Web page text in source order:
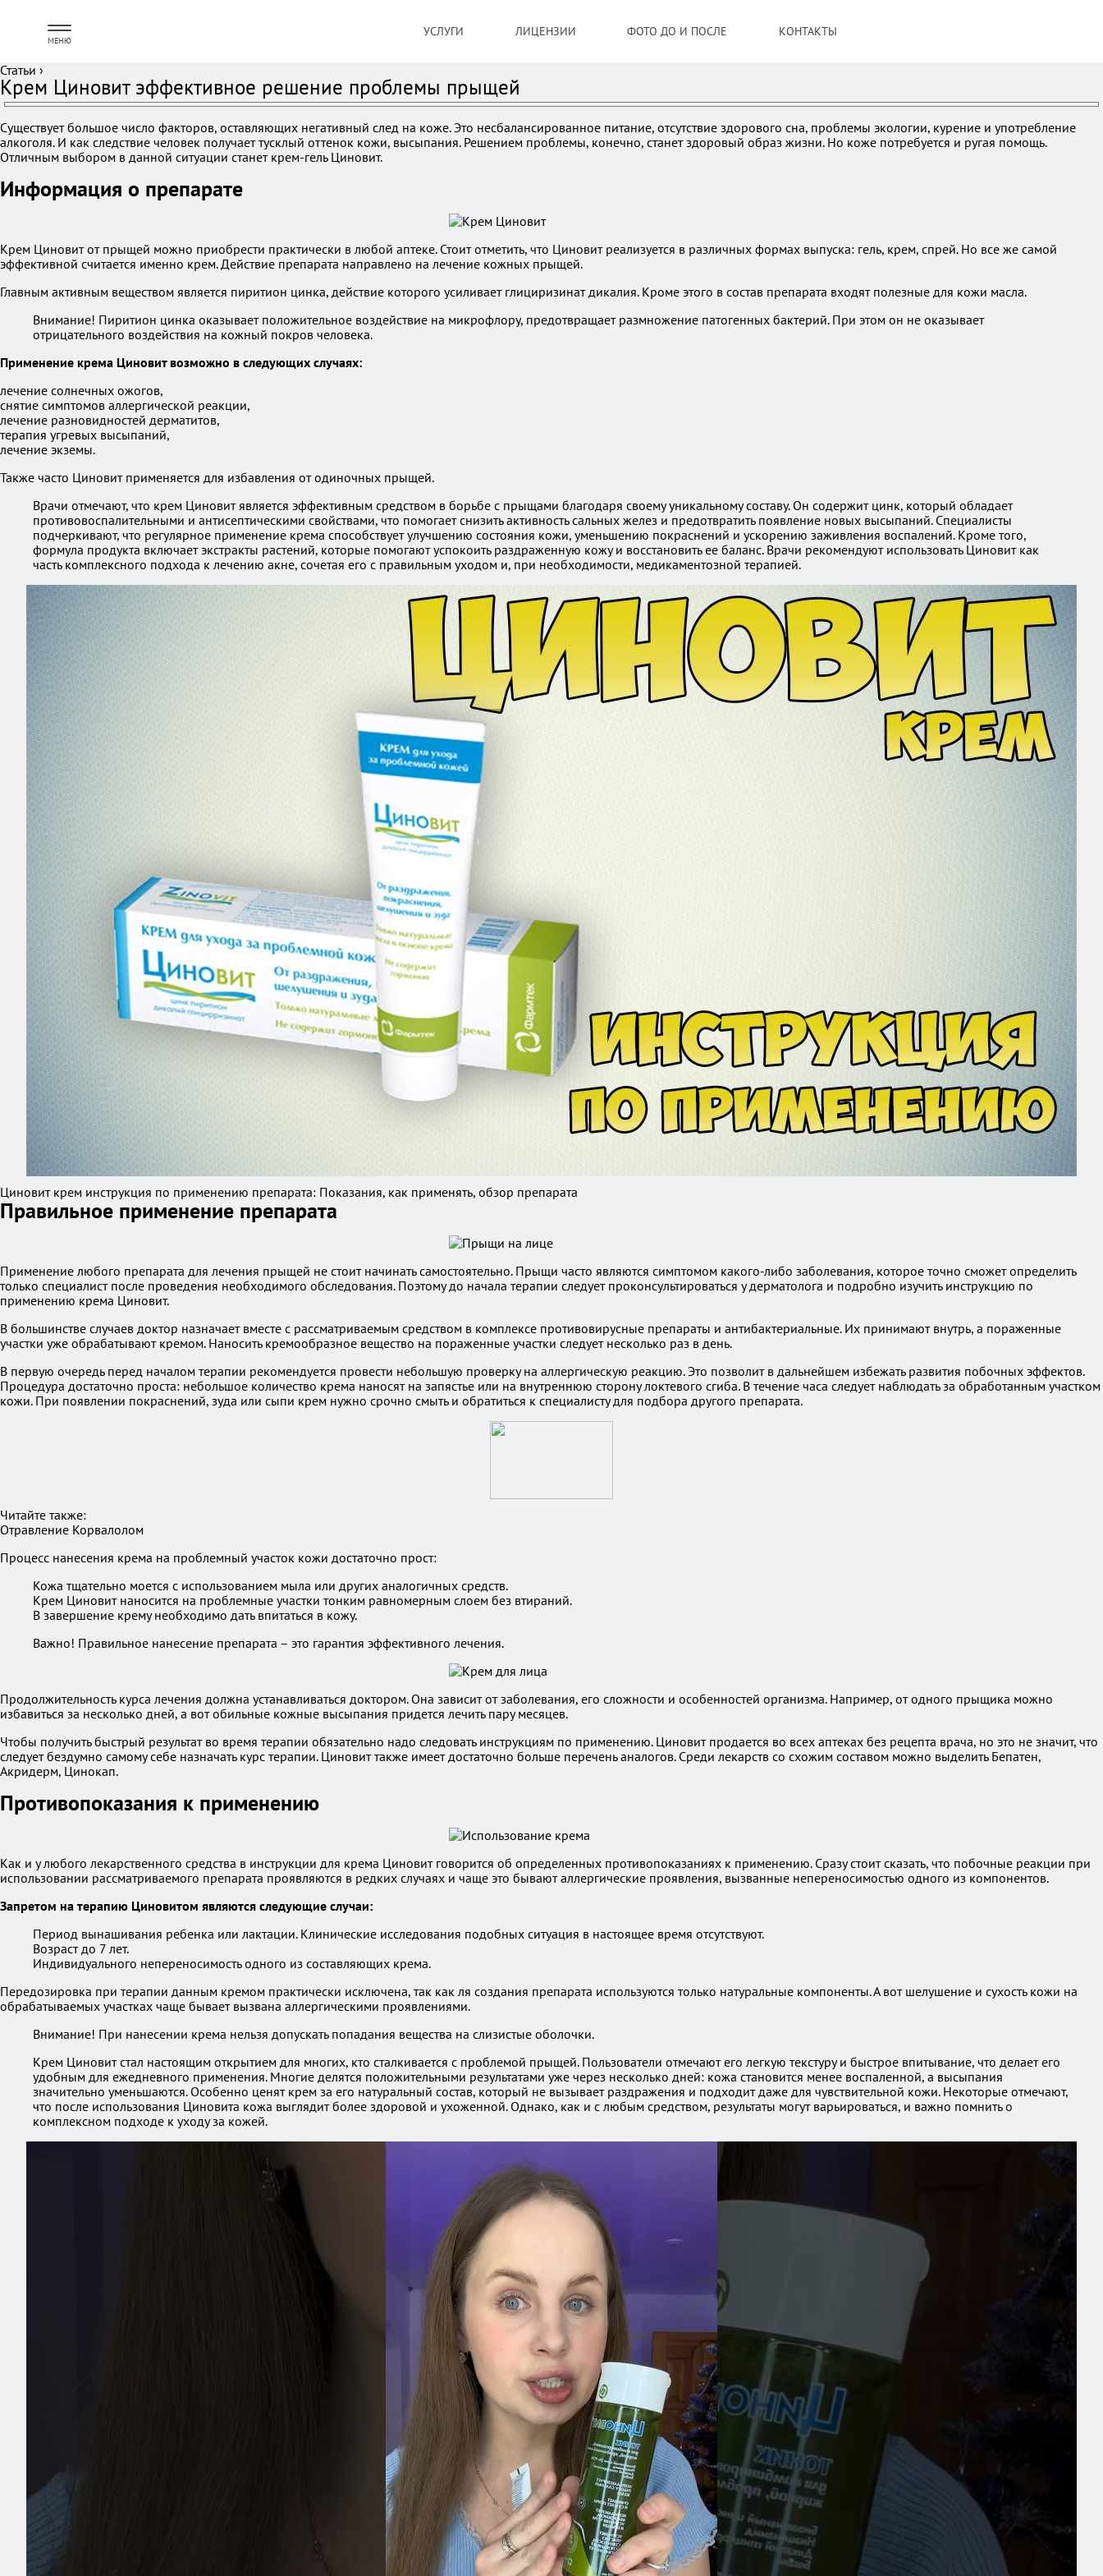
МЕНЮ
УСЛУГИ ЛИЦЕНЗИИ ФОТО ДО И ПОСЛЕ КОНТАКТЫ
Статьи ›
Крем Циновит эффективное решение проблемы прыщей
Существует большое число факторов, оставляющих негативный след на коже. Это несбалансированное питание, отсутствие здорового сна, проблемы экологии, курение и употребление
алкоголя. И как следствие человек получает тусклый оттенок кожи, высыпания. Решением проблемы, конечно, станет здоровый образ жизни. Но коже потребуется и ругая помощь.
Отличным выбором в данной ситуации станет крем-гель Циновит.
Информация о препарате
Крем Циновит от прыщей можно приобрести практически в любой аптеке. Стоит отметить, что Циновит реализуется в различных формах выпуска: гель, крем, спрей. Но все же самой
эффективной считается именно крем. Действие препарата направлено на лечение кожных прыщей.
Главным активным веществом является пиритион цинка, действие которого усиливает глициризинат дикалия. Кроме этого в состав препарата входят полезные для кожи масла.
Внимание! Пиритион цинка оказывает положительное воздействие на микрофлору, предотвращает размножение патогенных бактерий. При этом он не оказывает
отрицательного воздействия на кожный покров человека.
Применение крема Циновит возможно в следующих случаях:
лечение солнечных ожогов,
снятие симптомов аллергической реакции,
лечение разновидностей дерматитов,
терапия угревых высыпаний,
лечение экземы.
Также часто Циновит применяется для избавления от одиночных прыщей.
Врачи отмечают, что крем Циновит является эффективным средством в борьбе с прыщами благодаря своему уникальному составу. Он содержит цинк, который обладает
противовоспалительными и антисептическими свойствами, что помогает снизить активность сальных желез и предотвратить появление новых высыпаний. Специалисты
подчеркивают, что регулярное применение крема способствует улучшению состояния кожи, уменьшению покраснений и ускорению заживления воспалений. Кроме того,
формула продукта включает экстракты растений, которые помогают успокоить раздраженную кожу и восстановить ее баланс. Врачи рекомендуют использовать Циновит как
часть комплексного подхода к лечению акне, сочетая его с правильным уходом и, при необходимости, медикаментозной терапией.
Циновит крем инструкция по применению препарата: Показания, как применять, обзор препарата
Правильное применение препарата
Применение любого препарата для лечения прыщей не стоит начинать самостоятельно. Прыщи часто являются симптомом какого-либо заболевания, которое точно сможет определить
только специалист после проведения необходимого обследования. Поэтому до начала терапии следует проконсультироваться у дерматолога и подробно изучить инструкцию по
применению крема Циновит.
В большинстве случаев доктор назначает вместе с рассматриваемым средством в комплексе противовирусные препараты и антибактериальные. Их принимают внутрь, а пораженные
участки уже обрабатывают кремом. Наносить кремообразное вещество на пораженные участки следует несколько раз в день.
В первую очередь перед началом терапии рекомендуется провести небольшую проверку на аллергическую реакцию. Это позволит в дальнейшем избежать развития побочных эффектов.
Процедура достаточно проста: небольшое количество крема наносят на запястье или на внутреннюю сторону локтевого сгиба. В течение часа следует наблюдать за обработанным участком
кожи. При появлении покраснений, зуда или сыпи крем нужно срочно смыть и обратиться к специалисту для подбора другого препарата.
Читайте также:
Отравление Корвалолом
Процесс нанесения крема на проблемный участок кожи достаточно прост:
Кожа тщательно моется с использованием мыла или других аналогичных средств.
Крем Циновит наносится на проблемные участки тонким равномерным слоем без втираний.
В завершение крему необходимо дать впитаться в кожу.
Важно! Правильное нанесение препарата – это гарантия эффективного лечения.
Продолжительность курса лечения должна устанавливаться доктором. Она зависит от заболевания, его сложности и особенностей организма. Например, от одного прыщика можно
избавиться за несколько дней, а вот обильные кожные высыпания придется лечить пару месяцев.
Чтобы получить быстрый результат во время терапии обязательно надо следовать инструкциям по применению. Циновит продается во всех аптеках без рецепта врача, но это не значит, что
следует бездумно самому себе назначать курс терапии. Циновит также имеет достаточно больше перечень аналогов. Среди лекарств со схожим составом можно выделить Бепатен,
Акридерм, Цинокап.
Противопоказания к применению
Как и у любого лекарственного средства в инструкции для крема Циновит говорится об определенных противопоказаниях к применению. Сразу стоит сказать, что побочные реакции при
использовании рассматриваемого препарата проявляются в редких случаях и чаще это бывают аллергические проявления, вызванные непереносимостью одного из компонентов.
Запретом на терапию Циновитом являются следующие случаи:
Период вынашивания ребенка или лактации. Клинические исследования подобных ситуация в настоящее время отсутствуют.
Возраст до 7 лет.
Индивидуального непереносимость одного из составляющих крема.
Передозировка при терапии данным кремом практически исключена, так как ля создания препарата используются только натуральные компоненты. А вот шелушение и сухость кожи на
обрабатываемых участках чаще бывает вызвана аллергическими проявлениями.
Внимание! При нанесении крема нельзя допускать попадания вещества на слизистые оболочки.
Крем Циновит стал настоящим открытием для многих, кто сталкивается с проблемой прыщей. Пользователи отмечают его легкую текстуру и быстрое впитывание, что делает его
удобным для ежедневного применения. Многие делятся положительными результатами уже через несколько дней: кожа становится менее воспаленной, а высыпания
значительно уменьшаются. Особенно ценят крем за его натуральный состав, который не вызывает раздражения и подходит даже для чувствительной кожи. Некоторые отмечают,
что после использования Циновита кожа выглядит более здоровой и ухоженной. Однако, как и с любым средством, результаты могут варьироваться, и важно помнить о
комплексном подходе к уходу за кожей.